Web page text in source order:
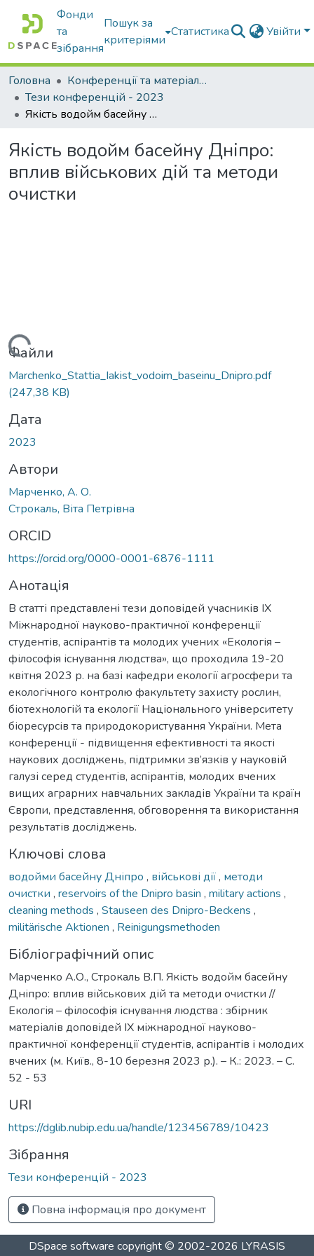
Фонди
та
зібрання
Пошук за
критеріями
Статистика Увійти
Головна
Конференції та матеріали конференцій
Тези конференцій - 2023
Якість водойм басейну Дніпро: вплив військових дій та методи очистки
Якість водойм басейну Дніпро:
вплив військових дій та методи
очистки
Вантажиться...
Файли
Marchenko_Stattia_Iakist_vodoim_baseinu_Dnipro.pdf
(247,38 KB)
Дата
2023
Автори
Марченко, А. О.
Строкаль, Віта Петрівна
ORCID
https://orcid.org/0000-0001-6876-1111
Анотація
В статті представлені тези доповідей учасників ІХ
Міжнародної науково-практичної конференції
студентів, аспірантів та молодих учених «Екологія –
філософія існування людства», що проходила 19-20
квітня 2023 р. на базі кафедри екології агросфери та
екологічного контролю факультету захисту рослин,
біотехнологій та екології Національного університету
біоресурсів та природокористування України. Мета
конференції - підвищення ефективності та якості
наукових досліджень, підтримки зв’язків у науковій
галузі серед студентів, аспірантів, молодих вчених
вищих аграрних навчальних закладів України та країн
Європи, представлення, обговорення та використання
результатів досліджень.
Ключові слова
водойми басейну Дніпро , військові дії, методи
очистки , reservoirs of the Dnipro basin , military actions ,
cleaning methods , Stauseen des Dnipro-Beckens ,
militärische Aktionen , Reinigungsmethoden
Бібліографічний опис
Марченко А.О., Строкаль В.П. Якість водойм басейну
Дніпро: вплив військових дій та методи очистки //
Екологія – філософія існування людства : збірник
матеріалів доповідей ІХ міжнародної науково-
практичної конференції студентів, аспірантів і молодих
вчених (м. Київ., 8-10 березня 2023 р.). – К.: 2023. – С.
52 - 53
URI
https://dglib.nubip.edu.ua/handle/123456789/10423
Зібрання
Тези конференцій - 2023
Повна інформація про документ
DSpace software copyright © 2002-2026 LYRASIS